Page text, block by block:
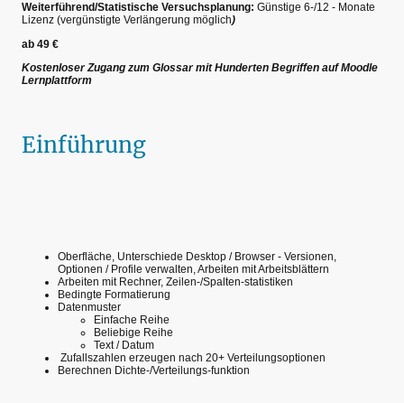
Weiterführend/Statistische Versuchsplanung: Günstige 6-/12 - Monate
Lizenz (vergünstigte Verlängerung möglich)
ab 49 €
Kostenloser Zugang zum Glossar mit Hunderten Begriffen auf Moodle
Lernplattform
Einführung
Oberfläche, Unterschiede Desktop / Browser - Versionen,
Optionen / Profile verwalten, Arbeiten mit Arbeitsblättern
Arbeiten mit Rechner, Zeilen-/Spalten-statistiken
Bedingte Formatierung
Datenmuster
Einfache Reihe
Beliebige Reihe
Text / Datum
Zufallszahlen erzeugen nach 20+ Verteilungsoptionen
Berechnen Dichte-/Verteilungs-funktion